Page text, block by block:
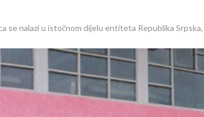
se nalazi u istočnom dijelu entiteta Republika